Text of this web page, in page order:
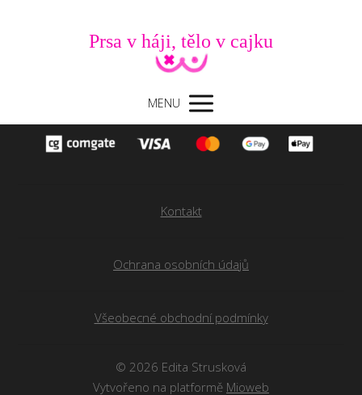
Prsa v háji, tělo v cajku
MENU
Kontakt
Ochrana osobních údajů
Všeobecné obchodní podmínky
© 2026 Edita Strusková
Vytvořeno na platformě Mioweb